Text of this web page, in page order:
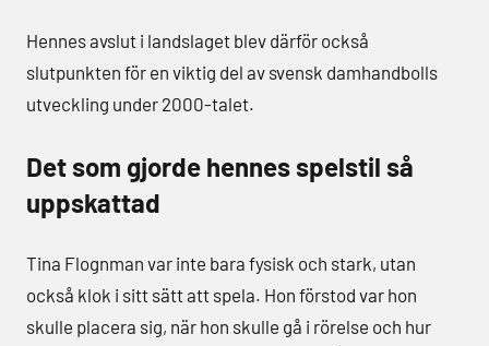
Hennes avslut i landslaget blev därför också
slutpunkten för en viktig del av svensk damhandbolls
utveckling under 2000-talet.
Det som gjorde hennes spelstil så
uppskattad
Tina Flognman var inte bara fysisk och stark, utan
också klok i sitt sätt att spela. Hon förstod var hon
skulle placera sig, när hon skulle gå i rörelse och hur